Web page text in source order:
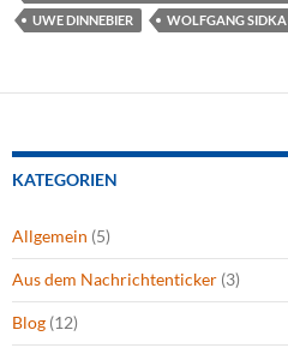
UWE DINNEBIER
WOLFGANG SIDKA
KATEGORIEN
Allgemein (5)
Aus dem Nachrichtenticker (3)
Blog (12)